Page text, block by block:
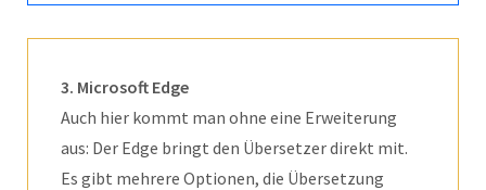
3. Microsoft Edge
Auch hier kommt man ohne eine Erweiterung
aus: Der Edge bringt den Übersetzer direkt mit.
Es gibt mehrere Optionen, die Übersetzung